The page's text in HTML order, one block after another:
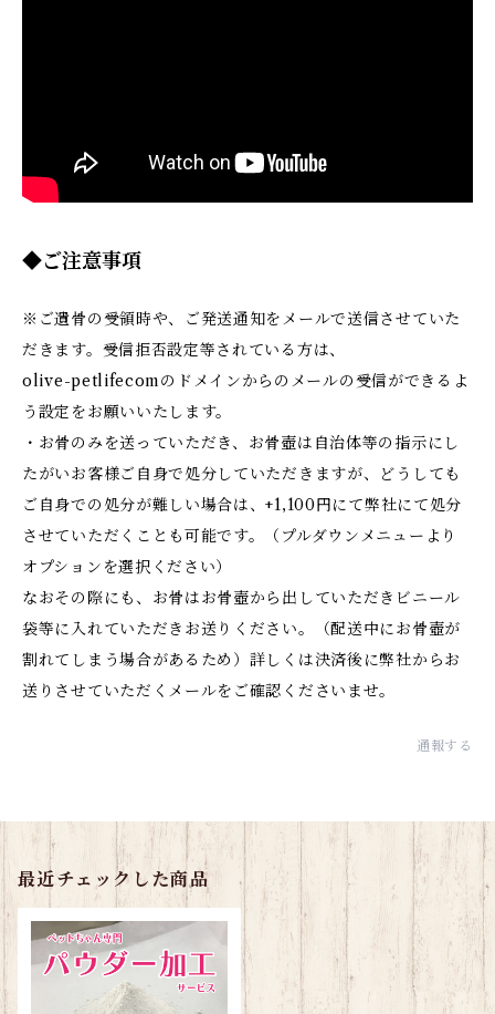
◆ご注意事項
※ご遺骨の受領時や、ご発送通知をメールで送信させていた
だきます。受信拒否設定等されている方は、
olive-petlifecomのドメインからのメールの受信ができるよ
う設定をお願いいたします。
・お骨のみを送っていただき、お骨壺は自治体等の指示にし
たがいお客様ご自身で処分していただきますが、どうしても
ご自身での処分が難しい場合は、+1,100円にて弊社にて処分
させていただくことも可能です。（プルダウンメニューより
オプションを選択ください）
なおその際にも、お骨はお骨壺から出していただきビニール
袋等に入れていただきお送りください。（配送中にお骨壺が
割れてしまう場合があるため）詳しくは決済後に弊社からお
送りさせていただくメールをご確認くださいませ。
通報する
最近チェックした商品